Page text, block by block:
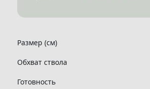
Размер (см)
Обхват ствола
Готовность